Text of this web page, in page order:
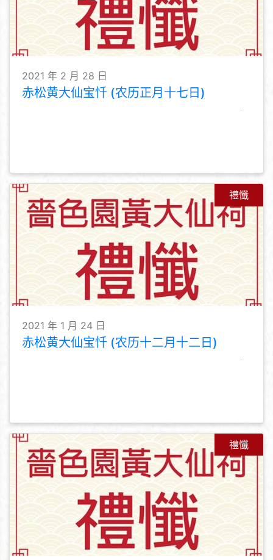
2021 年 2 月 28 日
赤松黄大仙宝忏 (农历正月十七日)
禮懺
2021 年 1 月 24 日
赤松黄大仙宝忏 (农历十二月十二日)
禮懺